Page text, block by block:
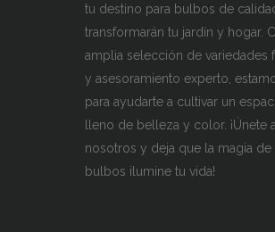
tu destino para bulbos de
transformarán tu jardín y hogar.
amplia selección de variedades
y asesoramiento experto,
para ayudarte a cultivar un
lleno de belleza y color. ¡Únete a
nosotros y deja que la magia de
bulbos ilumine tu vida!